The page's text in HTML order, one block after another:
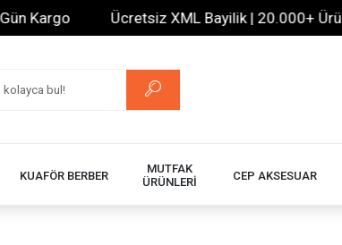
Kargo Ücretsiz XML Bayilik | 20.000+ Ürün |
KUAFÖR BERBER
MUTFAK
ÜRÜNLERİ
CEP AKSESUAR